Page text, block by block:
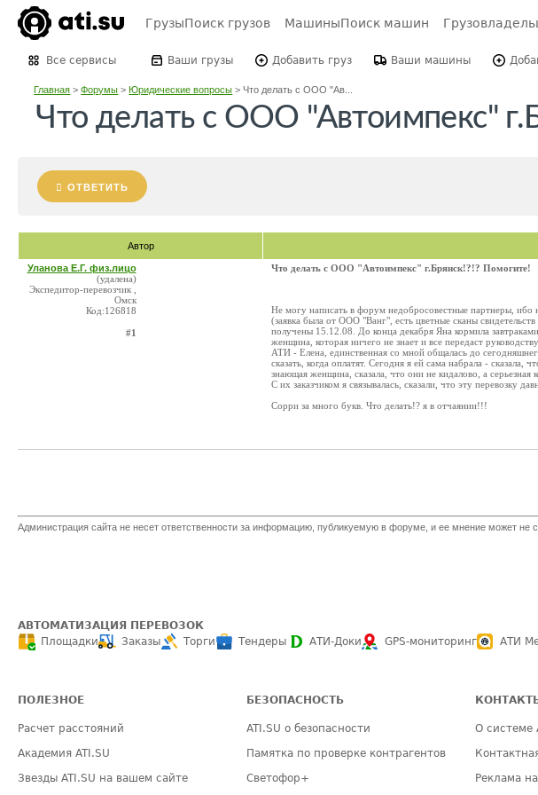
ГрузыПоиск грузов МашиныПоиск машин
Все сервисы Ваши грузы Добавить груз Ваши машины
Главная >Форумы >Юридические вопросы > Что делать с ООО "Ав...
Что делать с ООО "Автоимпекс"
ОТВЕТИТЬ
Автор
Уланова Е.Г. физ.лицо
(удалена)
Экспедитор-перевозчик ,
Омск
Код:126818
#1
Что делать с ООО "Автоимпекс" г.Брянск!?!? Помогите!
Не могу написать в форум недобросовестные партнеры, ибо
(заявка была от ООО "Ванг", есть цветные сканы
получены 15.12.08. До конца декабря Яна кормила
женщина, которая ничего не знает и все передаст
АТИ - Елена, единственная со мной общалась до
сказать, когда оплатят. Сегодня я ей сама набрала - сказала,
знающая женщина, сказала, что они не кидалово, а серьезная
С их заказчиком я связывалась, сказали, что эту перевозку
Сорри за много букв. Что делать!? я в отчаянии!!!
Администрация сайта не несет ответственности за информацию, публикуемую в форуме, и ее мнение может не
АВТОМАТИЗАЦИЯ ПЕРЕВОЗОК
Площадки
Заказы Торги Тендеры АТИ-Доки GPS-мониторинг АТИ
ПОЛЕЗНОЕ
Расчет расстояний
Академия ATI.SU
Звезды ATI.SU на вашем сайте
БЕЗОПАСНОСТЬ
ATI.SU о безопасности
Памятка по проверке контрагентов
Светофор+
О системе
Реклама